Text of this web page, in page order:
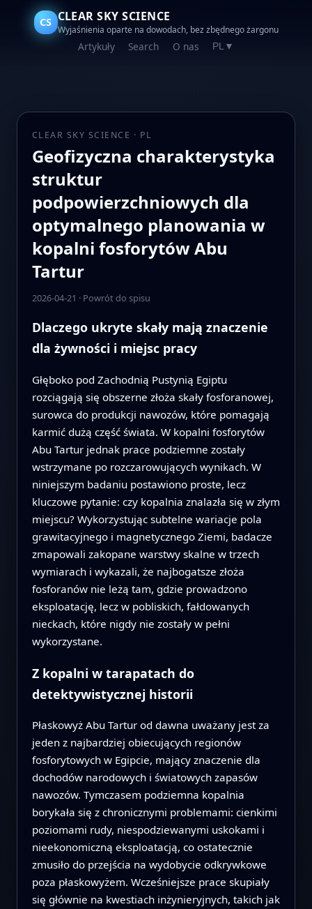
CS CLEAR SKY SCIENCE
Wyjaśnienia oparte na dowodach, bez zbędnego żargonu
Artykuły Search O nas PL▼
CLEAR SKY SCIENCE · PL
Geofizyczna charakterystyka
struktur
podpowierzchniowych dla
optymalnego planowania w
kopalni fosforytów Abu
Tartur
2026-04-21 · Powrót do spisu
Dlaczego ukryte skały mają znaczenie
dla żywności i miejsc pracy
Głęboko pod Zachodnią Pustynią Egiptu
rozciągają się obszerne złoża skały fosforanowej,
surowca do produkcji nawozów, które pomagają
karmić dużą część świata. W kopalni fosforytów
Abu Tartur jednak prace podziemne zostały
wstrzymane po rozczarowujących wynikach. W
niniejszym badaniu postawiono proste, lecz
kluczowe pytanie: czy kopalnia znalazła się w złym
miejscu? Wykorzystując subtelne wariacje pola
grawitacyjnego i magnetycznego Ziemi, badacze
zmapowali zakopane warstwy skalne w trzech
wymiarach i wykazali, że najbogatsze złoża
fosforanów nie leżą tam, gdzie prowadzono
eksploatację, lecz w pobliskich, fałdowanych
nieckach, które nigdy nie zostały w pełni
wykorzystane.
Z kopalni w tarapatach do
detektywistycznej historii
Płaskowyż Abu Tartur od dawna uważany jest za
jeden z najbardziej obiecujących regionów
fosforytowych w Egipcie, mający znaczenie dla
dochodów narodowych i światowych zapasów
nawozów. Tymczasem podziemna kopalnia
borykała się z chronicznymi problemami: cienkimi
poziomami rudy, niespodziewanymi uskokami i
nieekonomiczną eksploatacją, co ostatecznie
zmusiło do przejścia na wydobycie odkrywkowe
poza płaskowyżem. Wcześniejsze prace skupiały
się głównie na kwestiach inżynieryjnych, takich jak